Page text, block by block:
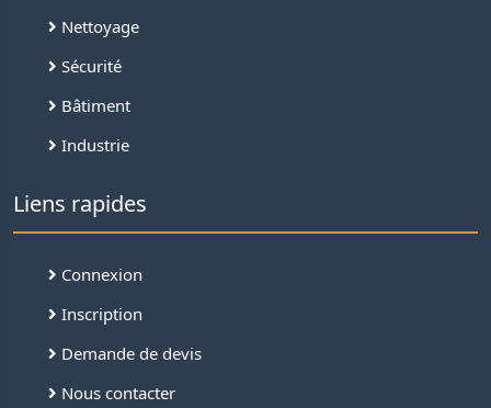
Nettoyage
Sécurité
Bâtiment
Industrie
Liens rapides
Connexion
Inscription
Demande de devis
Nous contacter